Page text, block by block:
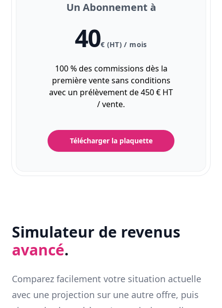
Un Abonnement à
40€ (HT) / mois
100 % des commissions dès la
première vente sans conditions
avec un prélèvement de 450 € HT
/ vente.
Télécharger la plaquette
Simulateur de revenus
avancé.
Comparez facilement votre situation actuelle
avec une projection sur une autre offre, puis